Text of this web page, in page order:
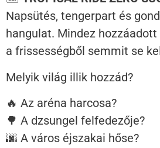
Napsütés, tengerpart és
hangulat. Mindez
a frissességből semmit se
Melyik világ illik hozzád?
🔥 Az aréna harcosa?
🌳 A dzsungel felfedezője?
🌆 A város éjszakai hőse?